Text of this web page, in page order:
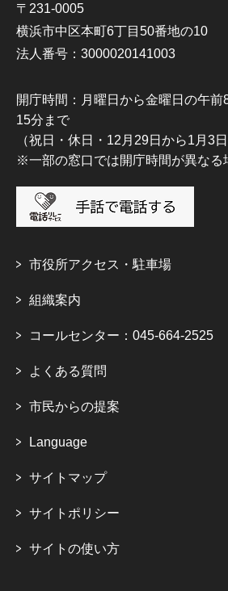
〒231-0005
横浜市中区本町6丁目50番地の10
法人番号：3000020141003
開庁時間：月曜日から金曜日の午
15分まで
（祝日・休日・12月29日から1月3日
※一部の窓口では開庁時間が異なる
市役所アクセス・駐車場
組織案内
コールセンター：045-664-2525
よくある質問
市民からの提案
Language
サイトマップ
サイトポリシー
サイトの使い方